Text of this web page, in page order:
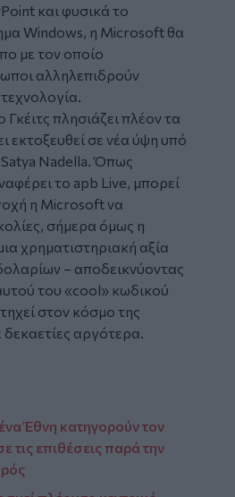
και φυσικά το
Windows, η Microsoft θα
με τον οποίο
αλληλεπιδρούν
πλησιάζει πλέον τα
εκτοξευθεί σε νέα ύψη υπό
Satya Nadella. Όπως
το apb Live, μπορεί
η Microsoft να
σήμερα όμως η
χρηματιστηριακή αξία
– αποδεικνύοντας
του «cool» κωδικού
στον κόσμο της
δεκαετίες αργότερα.
Έθνη κατηγορούν τον
τις επιθέσεις παρά την